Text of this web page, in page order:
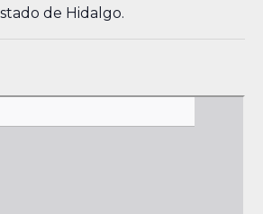
de Hidalgo.